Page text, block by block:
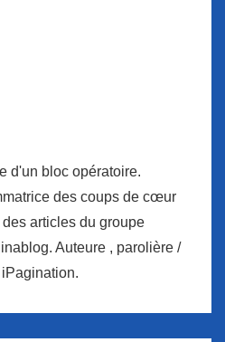
d'un bloc opératoire.
des coups de cœur
articles du groupe
Auteure , parolière /